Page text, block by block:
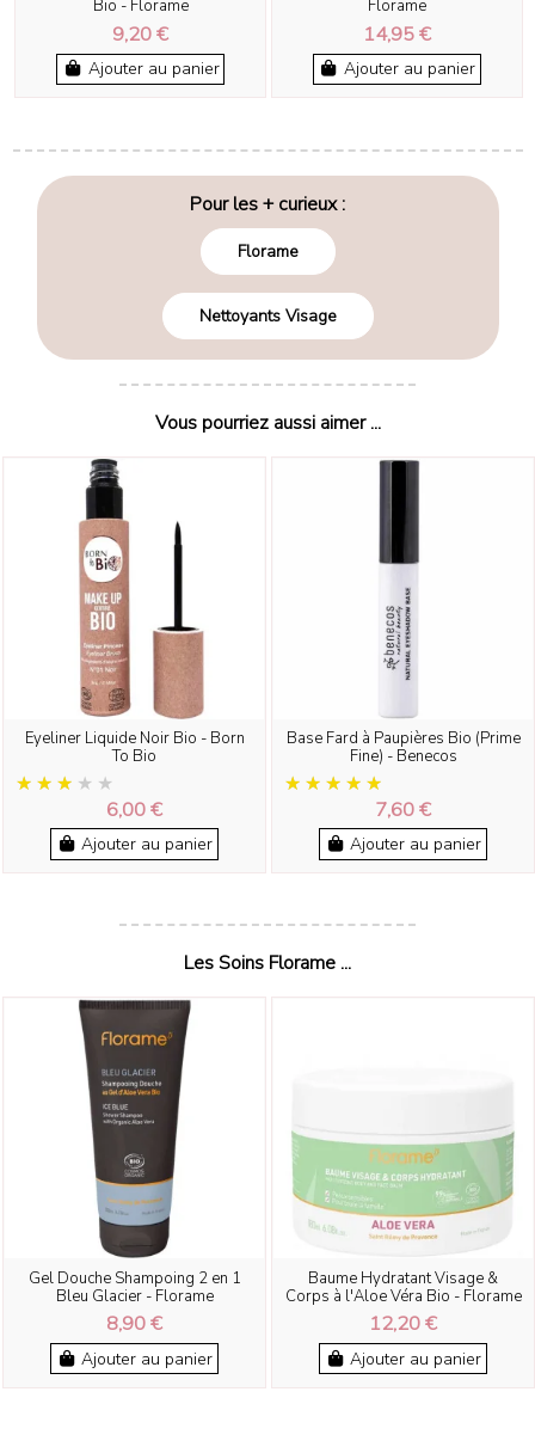
Bio - Florame
9,20 €
Ajouter au panier
Florame
14,95 €
Ajouter au panier
Pour les + curieux :
Florame
Nettoyants Visage
Vous pourriez aussi aimer ...
Eyeliner Liquide Noir Bio - Born
To Bio
6,00 €
Ajouter au panier
Base Fard à Paupières Bio (Prime
Fine) - Benecos
7,60 €
Ajouter au panier
Les Soins Florame ...
Gel Douche Shampoing 2 en 1
Bleu Glacier - Florame
8,90 €
Ajouter au panier
Baume Hydratant Visage &
Corps à l'Aloe Véra Bio - Florame
12,20 €
Ajouter au panier